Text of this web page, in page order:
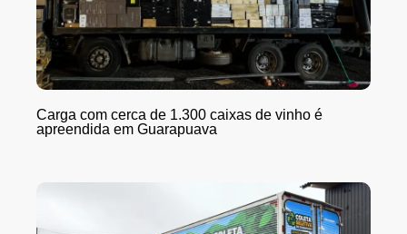
Carga com cerca de 1.300 caixas de vinho é
apreendida em Guarapuava